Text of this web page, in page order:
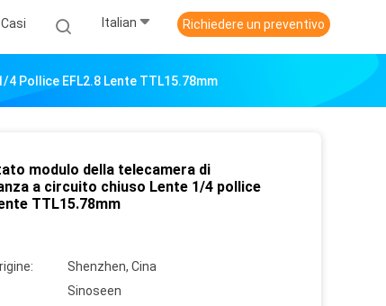
Italian Richiedere un preventivo
Pollice EFL2.8 Lente TTL15.78mm
modulo della telecamera di
a circuito chiuso Lente 1/4 pollice
TTL15.78mm
Shenzhen, Cina
Sinoseen